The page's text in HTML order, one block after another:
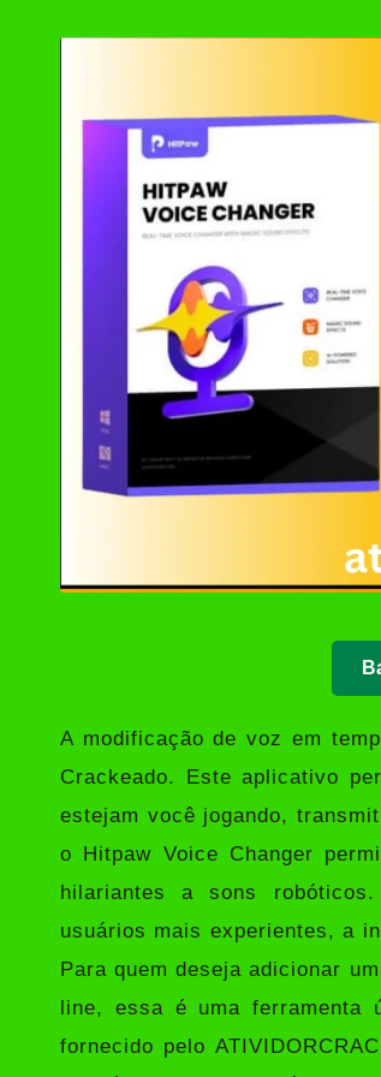
A modificação de voz em
Crackeado. Este aplicativo
estejam você jogando,
o Hitpaw Voice Changer
hilariantes a sons
usuários mais experientes, a
Para quem deseja adicionar
line, essa é uma ferramenta
fornecido pelo